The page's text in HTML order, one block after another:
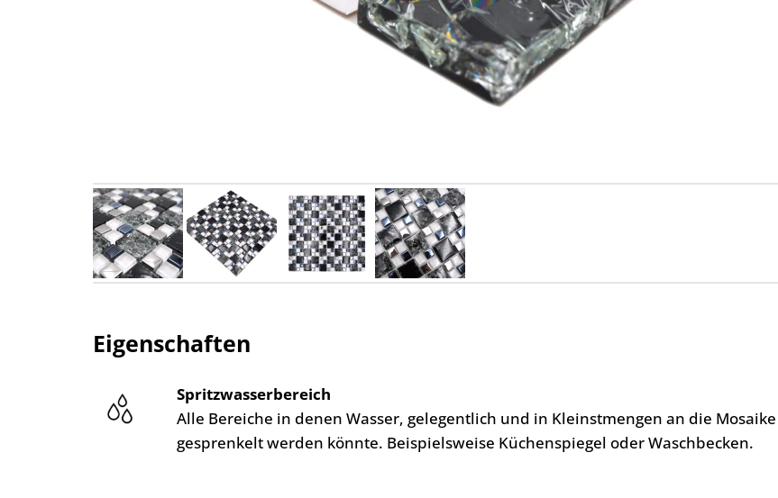
Eigenschaften
Spritzwasserbereich
Alle Bereiche in denen Wasser, gelegentlich und in Kleinstmengen an die Mosaike
gesprenkelt werden könnte. Beispielsweise Küchenspiegel oder Waschbecken.